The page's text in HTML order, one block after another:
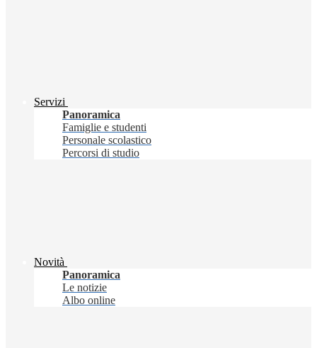
Servizi
Panoramica
Famiglie e studenti
Personale scolastico
Percorsi di studio
Novità
Panoramica
Le notizie
Albo online